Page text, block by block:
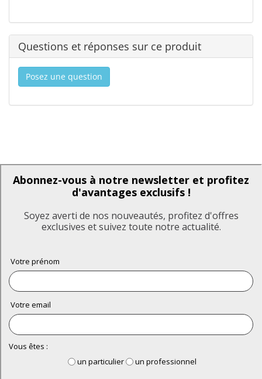
Questions et réponses sur ce produit
Posez une question